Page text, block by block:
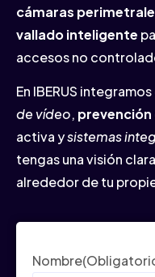
cámaras
vallado inteligente
accesos no
En IBERUS integramos
de vídeo,
activa ysistemas
tengas una visión
alrededor de tu
Nombre